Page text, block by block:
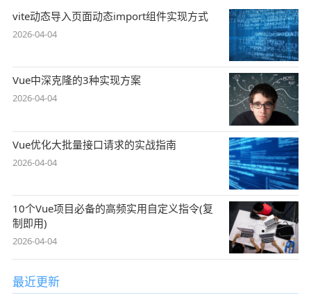
vite动态导入页面动态import组件实现方式
2026-04-04
Vue中深克隆的3种实现方案
2026-04-04
Vue优化大批量接口请求的实战指南
2026-04-04
10个Vue项目必备的高频实用自定义指令(复
制即用)
2026-04-04
最近更新